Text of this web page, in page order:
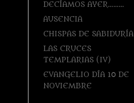
DECÍAMOS AYER………
AUSENCIA
CHISPAS DE SABIDURÍA
LAS CRUCES
TEMPLARIAS (IV)
EVANGELIO DÍA 10 DE
NOVIEMBRE